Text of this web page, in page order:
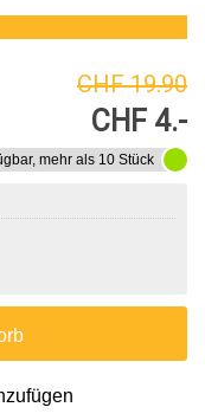
CHF 19.90
CHF 4.-
mehr als 10 Stück